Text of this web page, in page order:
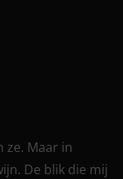
ze. Maar in
De blik die mij